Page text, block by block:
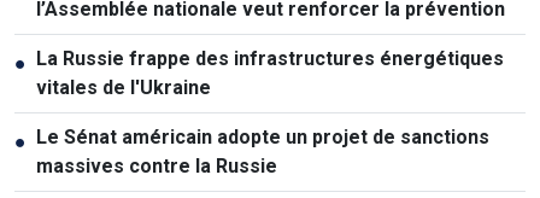
l’Assemblée nationale veut renforcer la prévention
● La Russie frappe des infrastructures énergétiques
vitales de l'Ukraine
● Le Sénat américain adopte un projet de sanctions
massives contre la Russie